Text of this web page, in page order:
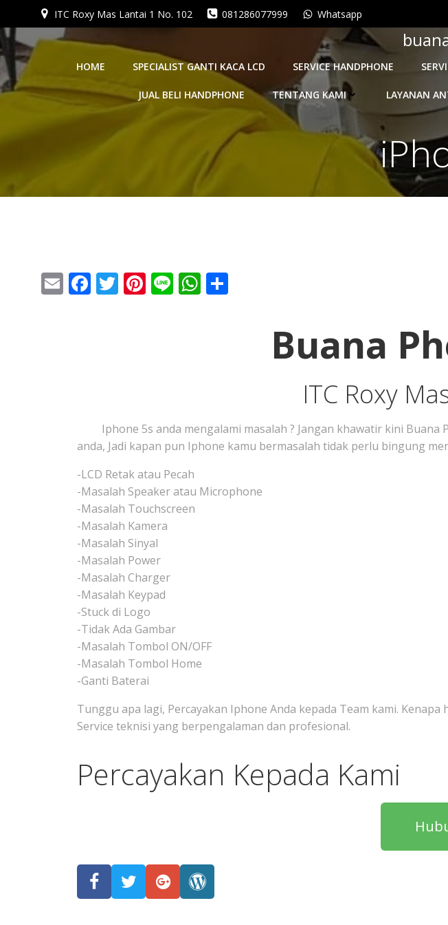
ITC Roxy Mas Lantai 1 No. 102 081286077999 Whatsapp
HOME SPECIALIST GANTI KACA LCD SERVICE HANDPHONE
JUAL BELI HANDPHONE TENTANG KAMI LAYANAN
EmailFacebook
Twitter
Pinterest
LineWhatsApp
Buana
ITC Roxy
Iphone 5s anda mengalami masalah ? Jangan khawatir kini Buana
anda, Jadi kapan pun Iphone kamu bermasalah tidak perlu bingung
-LCD Retak atau Pecah
-Masalah Speaker atau Microphone
-Masalah Touchscreen
-Masalah Kamera
-Masalah Sinyal
-Masalah Power
-Masalah Charger
-Masalah Keypad
-Stuck di Logo
-Tidak Ada Gambar
-Masalah Tombol ON/OFF
-Masalah Tombol Home
-Ganti Baterai
Tunggu apa lagi, Percayakan Iphone Anda kepada Team kami.
Service teknisi yang berpengalaman dan profesional.
Percayakan Kepada Kami